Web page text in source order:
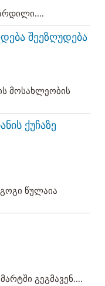
შეეზღუდება
მოსახლეობის
ქუჩაზე
წულაია
გეგმავენ....